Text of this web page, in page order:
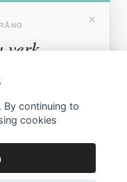
×
verk
vi annonserar
By continuing to
cookies